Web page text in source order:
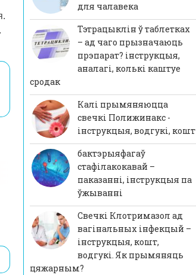
для чалавека
Тэтрацыклін ў таблетках
– ад чаго прызначаюць
прэпарат? інструкцыя,
аналагі, колькі каштуе
сродак
Калi прымяняюцца
свечкі Полижинакс -
інструкцыя, водгукі, кошт
бактэрыяфагаў
стафілакокавай –
паказанні, інструкцыя па
ўжыванні
Свечкі Клотримазол ад
вагінальных інфекцый –
інструкцыя, кошт,
водгукі. Як прымяняць
цяжарным?